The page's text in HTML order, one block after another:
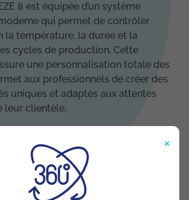
×
8 est équipée d’un système
qui permet de contrôler
la température, la durée et la
cycles de production. Cette
une personnalisation totale des
aux professionnels de créer des
uniques et adaptés aux attentes
leur clientèle.
et hygiénique
ergonomique et compact, la
8 s'intègre facilement dans les
restreints. Sa structure en acier